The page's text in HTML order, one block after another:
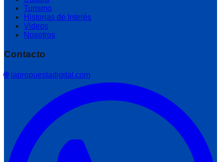
Turismo
Historias de Interés
Videos
Nosotros
Contacto
🌐 lapropuestadigital.com